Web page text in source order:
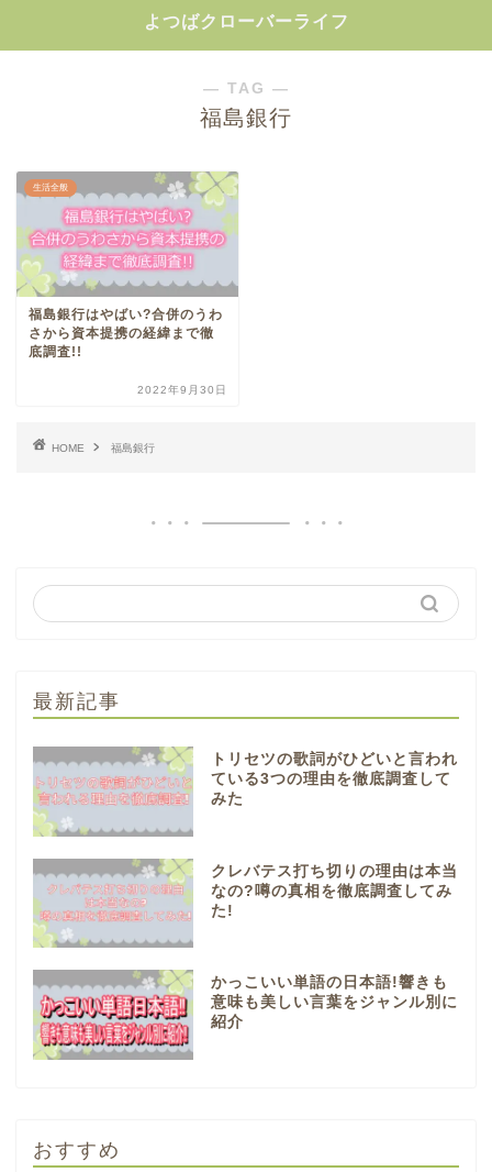
よつばクローバーライフ
― TAG ―
福島銀行
生活全般
福島銀行はやばい?合併のうわ
さから資本提携の経緯まで徹
底調査!!
2022年9月30日
HOME 福島銀行
最新記事
トリセツの歌詞がひどいと言われ
ている3つの理由を徹底調査して
みた
クレバテス打ち切りの理由は本当
なの?噂の真相を徹底調査してみ
た!
かっこいい単語の日本語!響きも
意味も美しい言葉をジャンル別に
紹介
おすすめ